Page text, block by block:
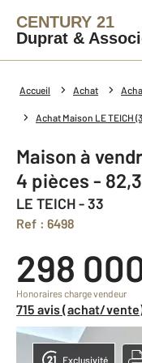
CENTURY 21
Duprat &
Accueil Achat
Achat Maison LE TEICH
Maison à
4 pièces -
LE TEICH - 33
Ref : 6498
298
Honoraires charge vendeur
715 avis (achat/
Exclusivité